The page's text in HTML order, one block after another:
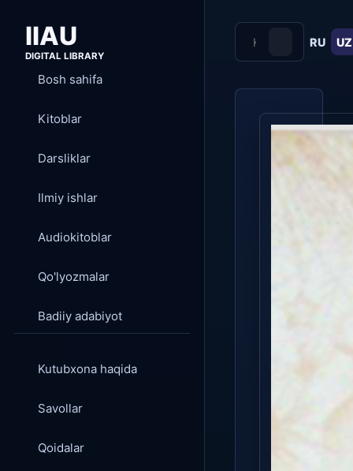
IIAU
DIGITAL LIBRARY
Bosh sahifa
Kitoblar
Darsliklar
Ilmiy ishlar
Audiokitoblar
Qo'lyozmalar
Badiiy adabiyot
Kutubxona haqida
Savollar
Qoidalar
RU UZ